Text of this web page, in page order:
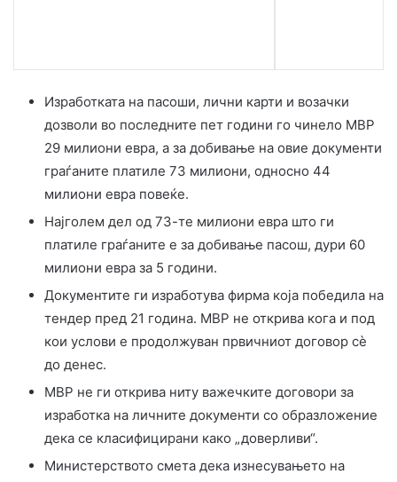
Изработката на пасоши, лични карти и возачки
дозволи во последните пет години го чинело МВР
29 милиони евра, а за добивање на овие документи
граѓаните платиле 73 милиони, односно 44
милиони евра повеќе.
Најголем дел од 73-те милиони евра што ги
платиле граѓаните е за добивање пасош, дури 60
милиони евра за 5 години.
Документите ги изработува фирма која победила на
тендер пред 21 година. МВР не открива кога и под
кои услови е продолжуван првичниот договор сè
до денес.
МВР не ги открива ниту важечките договори за
изработка на личните документи со образложение
дека се класифицирани како „доверливи“.
Министерството смета дека изнесувањето на